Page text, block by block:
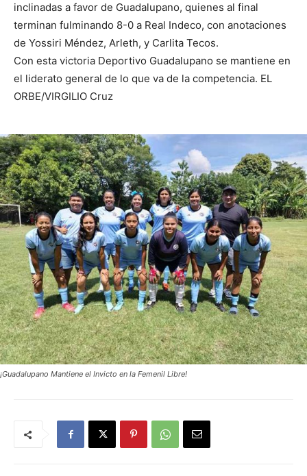
inclinadas a favor de Guadalupano, quienes al final
terminan fulminando 8-0 a Real Indeco, con anotaciones
de Yossiri Méndez, Arleth, y Carlita Tecos.
Con esta victoria Deportivo Guadalupano se mantiene en
el liderato general de lo que va de la competencia. EL
ORBE/VIRGILIO Cruz
¡Guadalupano Mantiene el Invicto en la Femenil Libre!